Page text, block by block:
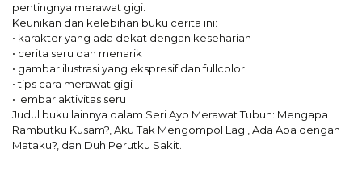
pentingnya merawat gigi.
Keunikan dan kelebihan buku cerita ini:
• karakter yang ada dekat dengan keseharian
• cerita seru dan menarik
• gambar ilustrasi yang ekspresif dan fullcolor
• tips cara merawat gigi
• lembar aktivitas seru
Judul buku lainnya dalam Seri Ayo Merawat Tubuh: Mengapa
Rambutku Kusam?, Aku Tak Mengompol Lagi, Ada Apa dengan
Mataku?, dan Duh Perutku Sakit.